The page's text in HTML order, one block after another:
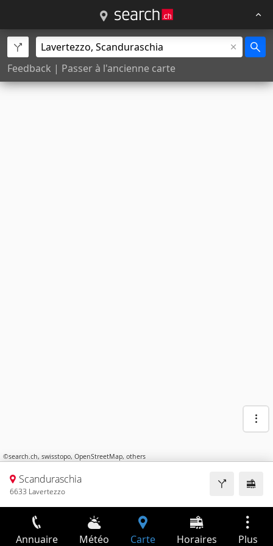
Feedback | Passer à l'ancienne carte
©search.ch, swisstopo, OpenStreetMap, others
Scanduraschia
6633 Lavertezzo
Annuaire Météo Carte Horaires Plus